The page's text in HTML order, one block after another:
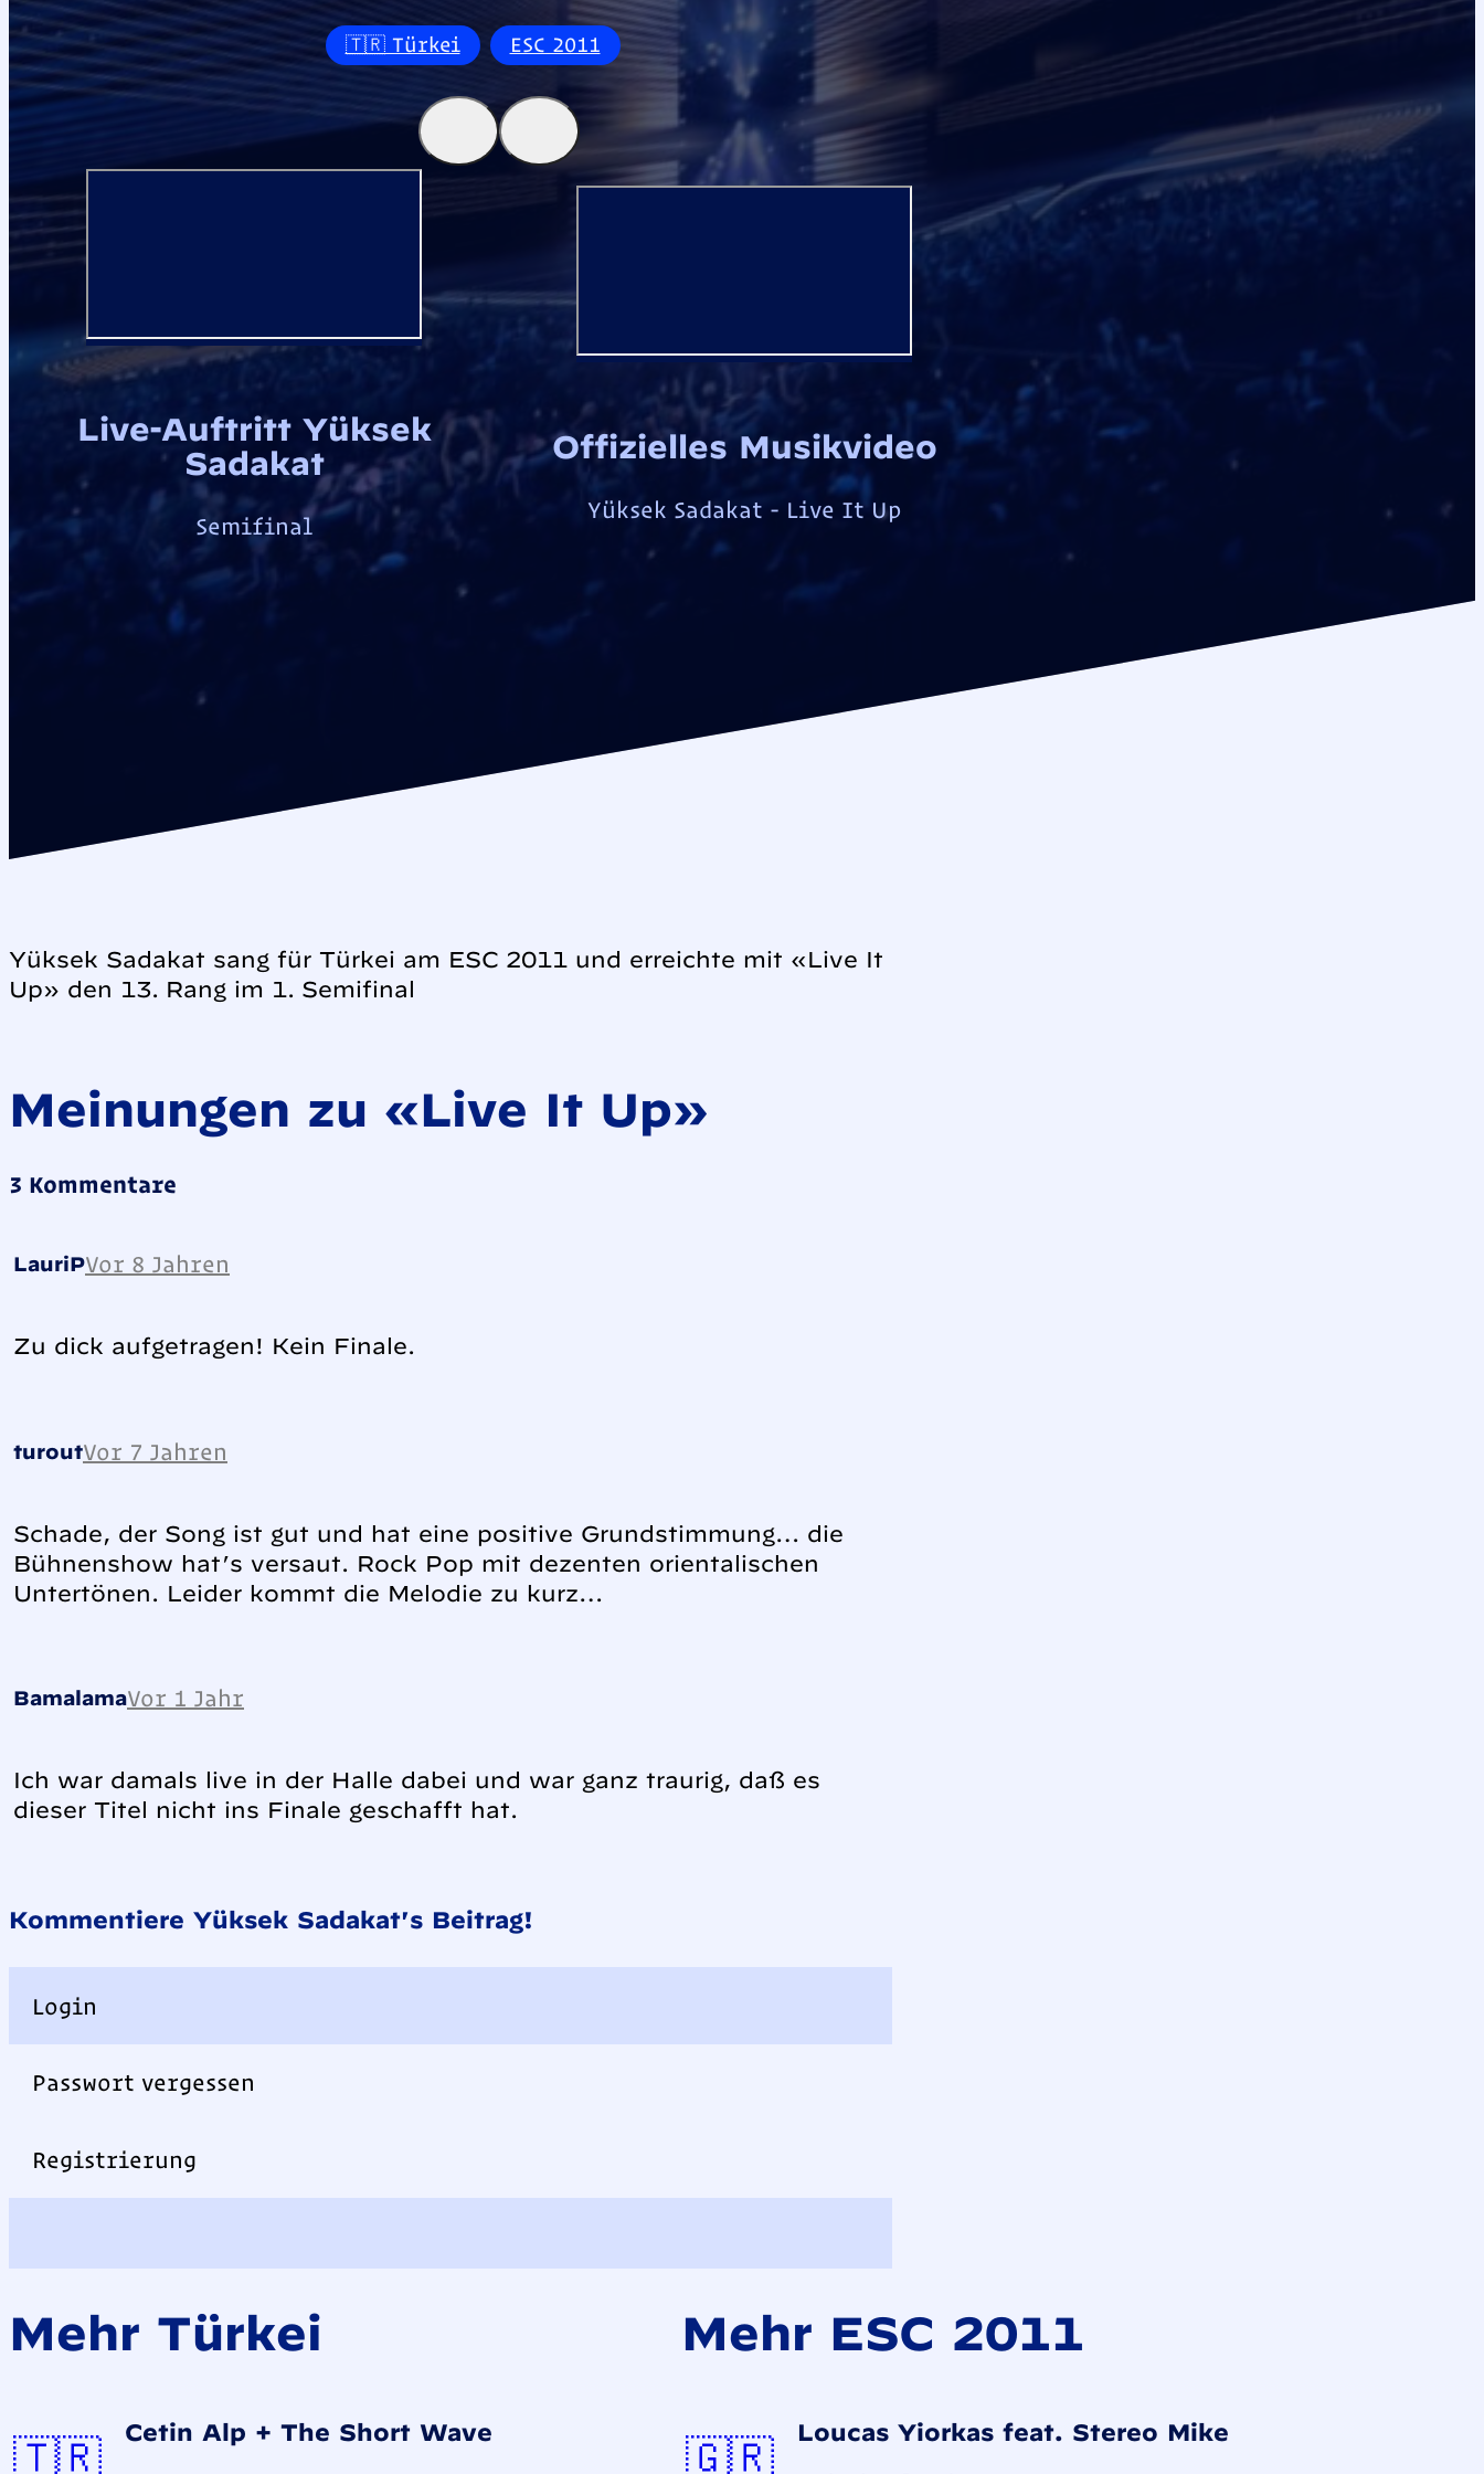
🇹🇷 Türkei ESC 2011
Live-Auftritt Yüksek
Sadakat
Semifinal
Offizielles Musikvideo
Yüksek Sadakat - Live It Up
Yüksek Sadakat sang für Türkei am ESC 2011 und erreichte mit «Live It
Up» den 13. Rang im 1. Semifinal
Meinungen zu «Live It Up»
3 Kommentare
LauriPVor 8 Jahren
Zu dick aufgetragen! Kein Finale.
turoutVor 7 Jahren
Schade, der Song ist gut und hat eine positive Grundstimmung… die
Bühnenshow hat’s versaut. Rock Pop mit dezenten orientalischen
Untertönen. Leider kommt die Melodie zu kurz…
BamalamaVor 1 Jahr
Ich war damals live in der Halle dabei und war ganz traurig, daß es
dieser Titel nicht ins Finale geschafft hat.
Kommentiere Yüksek Sadakat's Beitrag!
Login
Passwort vergessen
Registrierung
Mehr Türkei
Cetin Alp + The Short Wave
🇹🇷Türkei
Mehr ESC 2011
Loucas Yiorkas feat. Stereo Mike
🇬🇷Griechenland